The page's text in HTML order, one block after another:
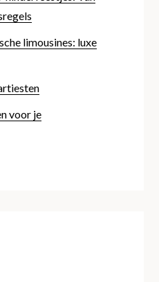
limousines: luxe
voor je